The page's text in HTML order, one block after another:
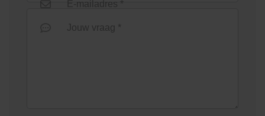
E-mailadres *
Jouw vraag *